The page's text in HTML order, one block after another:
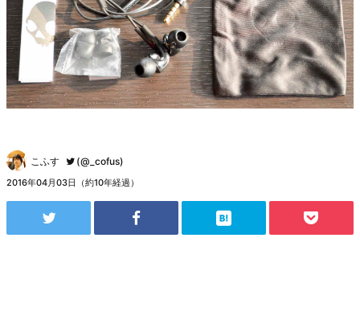
こふす (@_cofus)
2016年04月03日（約10年経過）